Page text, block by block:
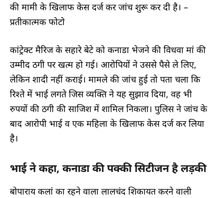
की मामी के खिलाफ केस दर्ज कर जांच शुरू कर दी है। –
प्रतीकात्मक फोटो
कांट्रेक्ट मैरिज के सहारे बेटे को कनाडा भेजने की विधवा मां की
उम्मीद ठगी पर खत्म हो गई। आरोपियों ने उससे पैसे ले लिए,
लेकिन शादी नहीं कराई। मामले की जांच हुई तो पता चला कि
रिश्ते में भाई लगते जिस व्यक्ति ने यह सुझाव दिया, वह भी
रुपयों की ठगी की साजिश में शामिल निकला। पुलिस ने जांच के
बाद आरोपी भाई व एक महिला के खिलाफ केस दर्ज कर लिया
है।
भाई ने कहा, कनाडा की पक्की सिटीजन है लड़की
बोपाराय कलां का रहने वाला लालचंद शिकायत करने वाली